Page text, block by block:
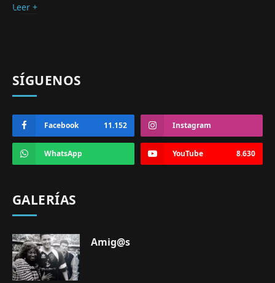
Leer +
SÍGUENOS
Facebook 11.152 Instagram
WhatsApp YouTube 8.630
GALERÍAS
Amig@s